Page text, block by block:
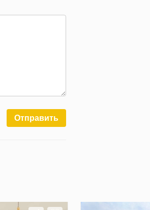
Отправить